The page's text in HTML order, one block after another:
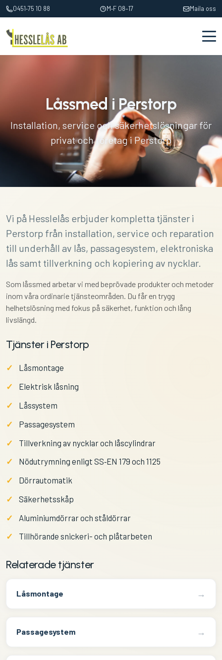
0451‑75 10 88 M‑F 08–17 Maila oss
Låssmed i Perstorp
Installation, service och säkerhetslösningar för
privat och företag i Perstorp
Vi på Hesslelås erbjuder kompletta tjänster i
Perstorp från installation, service och reparation
till underhåll av lås, passagesystem, elektroniska
lås samt tillverkning och kopiering av nycklar.
Som låssmed arbetar vi med beprövade produkter och metoder
inom våra ordinarie tjänsteområden. Du får en trygg
helhetslösning med fokus på säkerhet, funktion och lång
livslängd.
Tjänster i Perstorp
Låsmontage
Elektrisk låsning
Låssystem
Passagesystem
Tillverkning av nycklar och låscylindrar
Nödutrymning enligt SS‑EN 179 och 1125
Dörrautomatik
Säkerhetsskåp
Aluminiumdörrar och ståldörrar
Tillhörande snickeri- och plåtarbeten
Relaterade tjänster
Låsmontage →
Passagesystem →